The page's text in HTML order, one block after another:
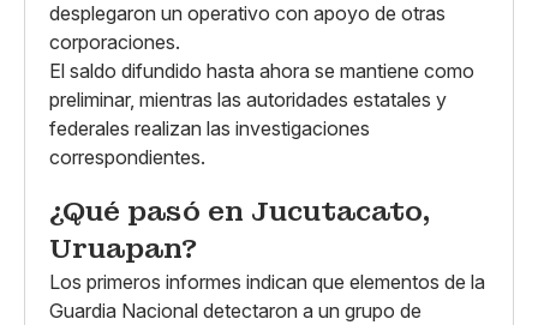
desplegaron un operativo con apoyo de otras
corporaciones.
El saldo difundido hasta ahora se mantiene como
preliminar, mientras las autoridades estatales y
federales realizan las investigaciones
correspondientes.
¿Qué pasó en Jucutacato,
Uruapan?
Los primeros informes indican que elementos de la
Guardia Nacional detectaron a un grupo de